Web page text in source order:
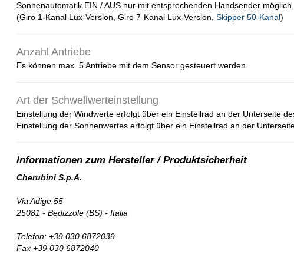
Sonnenautomatik EIN / AUS nur mit entsprechenden Handsender möglich.
(Giro 1-Kanal Lux-Version, Giro 7-Kanal Lux-Version,Skipper 50-Kanal)
Anzahl Antriebe
Es können max. 5 Antriebe mit dem Sensor gesteuert werden.
Art der Schwellwerteinstellung
Einstellung der Windwerte erfolgt über ein Einstellrad an der Unterseite
Einstellung der Sonnenwertes erfolgt über ein Einstellrad an der
Cherubini S.p.A.
Via Adige 55
25081 - Bedizzole (BS) - Italia
Telefon: +39 030 6872039
Fax +39 030 6872040